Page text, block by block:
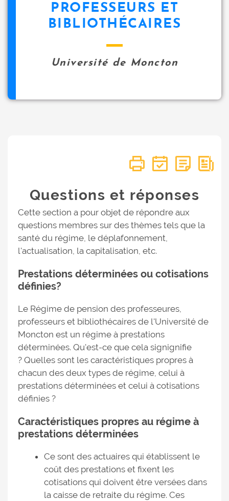
PROFESSEURS ET
BIBLIOTHÉCAIRES
Université de Moncton
Questions et réponses
Cette section a pour objet de répondre aux
questions membres sur des thèmes tels que la
santé du régime, le déplafonnement,
l'actualisation, la capitalisation, etc.
Prestations déterminées ou cotisations
définies?
Le Régime de pension des professeures,
professeurs et bibliothécaires de l'Université de
Moncton est un régime à prestations
déterminées. Qu'est-ce que cela signignifie
? Quelles sont les caractéristiques propres à
chacun des deux types de régime, celui à
prestations déterminées et celui à cotisations
définies ?
Caractéristiques propres au régime à
prestations déterminées
Ce sont des actuaires qui établissent le
coût des prestations et fixent les
cotisations qui doivent être versées dans
la caisse de retraite du régime. Ces